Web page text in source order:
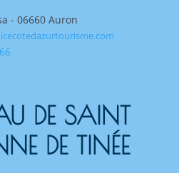
- 06660 Auron
DE SAINT
DE TINÉE